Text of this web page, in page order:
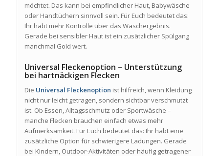
möchtet. Das kann bei empfindlicher Haut, Babywäsche
oder Handtüchern sinnvoll sein. Für Euch bedeutet das:
Ihr habt mehr Kontrolle über das Waschergebnis.
Gerade bei sensibler Haut ist ein zusätzlicher Spülgang
manchmal Gold wert.
Universal Fleckenoption – Unterstützung
bei hartnäckigen Flecken
Die Universal Fleckenoption ist hilfreich, wenn Kleidung
nicht nur leicht getragen, sondern sichtbar verschmutzt
ist. Ob Essen, Alltagsschmutz oder Sportwäsche –
manche Flecken brauchen einfach etwas mehr
Aufmerksamkeit. Für Euch bedeutet das: Ihr habt eine
zusätzliche Option für schwierigere Ladungen. Gerade
bei Kindern, Outdoor-Aktivitäten oder häufig getragener